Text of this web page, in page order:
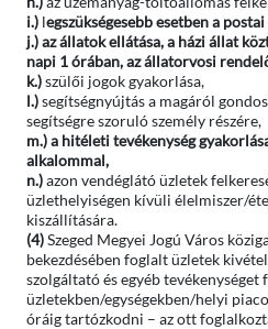
i.)legszükségesebb esetben a
j.)az állatok ellátása, a házi állat
napi 1 órában, az állatorvosi
k.)szülői jogok gyakorlása,
l.)segítségnyújtás a magáról
segítségre szoruló személy részére,
m.)a hitéleti tevékenység
alkalommal,
n.)azon vendéglátó üzletek
üzlethelyiségen kívüli élelmiszer/
kiszállítására.
(4)Szeged Megyei Jogú Város
bekezdésében foglalt üzletek
szolgáltató és egyéb tevékenységet
üzletekben/egységekben/helyi
óráig tartózkodni – az ott